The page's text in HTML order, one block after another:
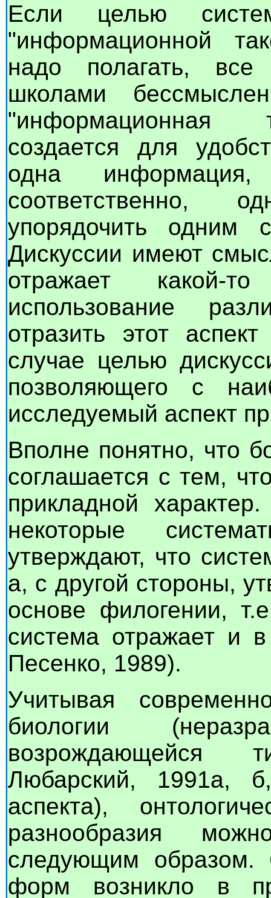
Если целью
"информационной
надо полагать,
школами
"информационная
создается для
одна
соответственно,
упорядочить одним
Дискуссии имеют
отражает какой-
использование
отразить этот
случае целью
позволяющего с
исследуемый аспект
Вполне понятно, что
соглашается с тем,
прикладной
некоторые
утверждают, что
а, с другой стороны,
основе филогении,
система отражает и
Песенко, 1989).
Учитывая
биологии
возрождающейся
Любарский, 1991а,
аспекта),
разнообразия
следующим образом.
форм возникло в